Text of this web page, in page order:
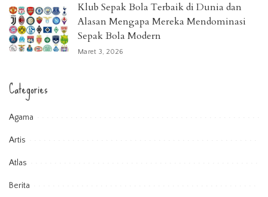
Klub Sepak Bola Terbaik di Dunia dan
Alasan Mengapa Mereka Mendominasi
Sepak Bola Modern
Maret 3, 2026
Categories
Agama
Artis
Atlas
Berita